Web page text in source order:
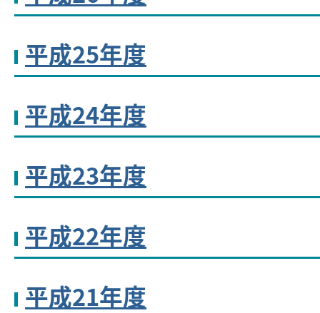
平成25年度
平成24年度
平成23年度
平成22年度
平成21年度